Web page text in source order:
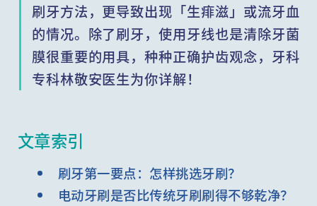
刷牙方法，更导致出现「生痱滋」或流牙血
的情况。除了刷牙，使用牙线也是清除牙菌
膜很重要的用具，种种正确护齿观念，牙科
专科林敬安医生为你详解！
文章索引
刷牙第一要点：怎样挑选牙刷？
电动牙刷是否比传统牙刷刷得不够乾净？